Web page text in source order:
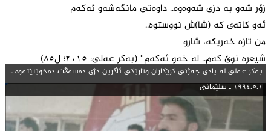
زۆر شەو بە دزی شەوەوە.. داوەتی مانگەشەو ئەکەم
ئەو کاتەی کە (شا)ش نووستوە..
من تازە خەریکە، شارو
شیعرە نوێ کەم.. لە خەو ئەکەم'' (بەکر عەلی: ٢٠١٥؛ ل٨٥)
بەکر عەلی لە یادی جەژنی کرێکاران وتارێکی ئاگرین دژی دەسەڵات دەخوێنێتەوە ـ
١٩٩٤.٥.١ ـ سلێمانی